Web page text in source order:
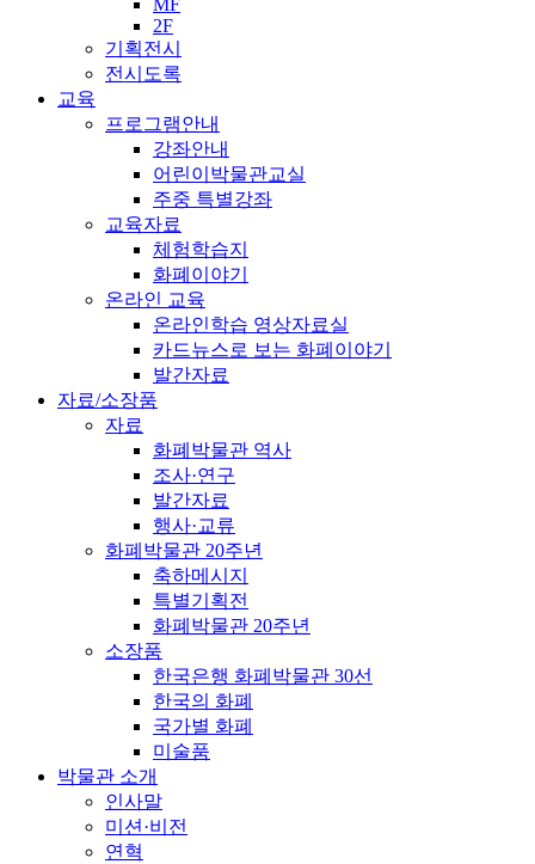
MF
2F
기획전시
전시도록
교육
프로그램안내
강좌안내
어린이박물관교실
주중 특별강좌
교육자료
체험학습지
화폐이야기
온라인 교육
온라인학습 영상자료실
카드뉴스로 보는 화폐이야기
발간자료
자료/소장품
자료
화폐박물관 역사
조사·연구
발간자료
행사·교류
화폐박물관 20주년
축하메시지
특별기획전
화폐박물관 20주년
소장품
한국은행 화폐박물관 30선
한국의 화폐
국가별 화폐
미술품
박물관 소개
인사말
미션·비전
연혁